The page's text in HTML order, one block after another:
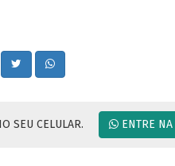
SEU CELULAR. ENTRE